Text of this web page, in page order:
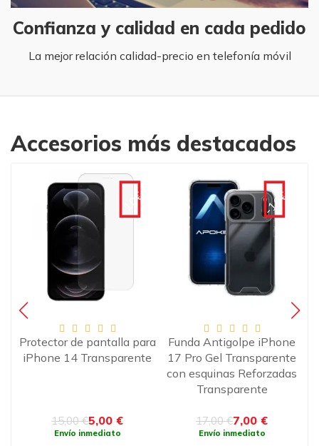
Confianza y calidad en cada pedido
La mejor relación calidad-precio en telefonía móvil
Accesorios más destacados
-10€
Protector de pantalla para
iPhone 14 Transparente
15,00 €5,00 €
Envío inmediato
-10€
Funda Antigolpe iPhone
17 Pro Gel Transparente
con esquinas Reforzadas
Transparente
17,00 €7,00 €
Envío inmediato